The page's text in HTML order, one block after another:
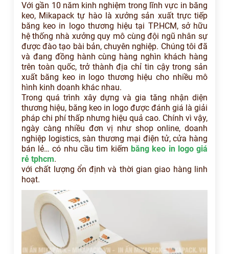
Với gần 10 năm kinh nghiệm trong lĩnh vực in băng
keo, Mikapack tự hào là xưởng sản xuất trực tiếp
băng keo in logo thương hiệu tại TP.HCM, sở hữu
hệ thống nhà xưởng quy mô cùng đội ngũ nhân sự
được đào tạo bài bản, chuyên nghiệp. Chúng tôi đã
và đang đồng hành cùng hàng nghìn khách hàng
trên toàn quốc, trở thành địa chỉ tin cậy trong sản
xuất băng keo in logo thương hiệu cho nhiều mô
hình kinh doanh khác nhau.
Trong quá trình xây dựng và gia tăng nhận diện
thương hiệu, băng keo in logo được đánh giá là giải
pháp chi phí thấp nhưng hiệu quả cao. Chính vì vậy,
ngày càng nhiều đơn vị như shop online, doanh
nghiệp logistics, sàn thương mại điện tử, cửa hàng
bán lẻ… có nhu cầu tìm kiếm băng keo in logo giá
rẻ tphcm.
với chất lượng ổn định và thời gian giao hàng linh
hoạt.